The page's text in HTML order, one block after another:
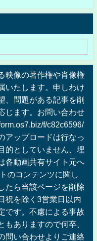
映像の著作権や肖像権
いたします。申しわけ
、問題がある記事を削
じます。お問い合わせ
f/c82c6596/
アップロードは行なっ
的としていません、埋
各動画共有サイト元へ
のコンテンツに関し
たら当該ページを削除
祝を除く3営業日以内
です。不慮による事故
もありますので何卒、
問い合わせよりご連絡